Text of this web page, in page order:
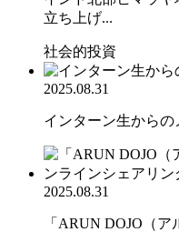
立ち上げ...
社会的投資
2025.08.31
インターン生からの
2025.08.31
「ARUN DOJO（